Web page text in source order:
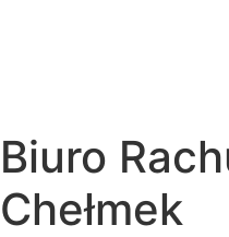
Biuro
Chełmek